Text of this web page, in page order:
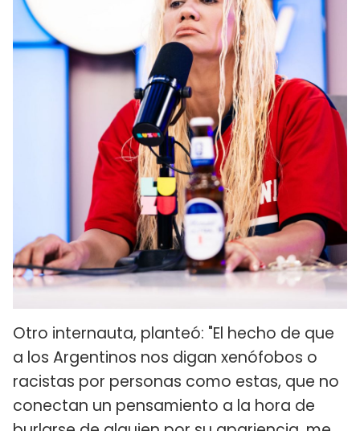
Otro internauta, planteó: "El hecho de que
a los Argentinos nos digan xenófobos o
racistas por personas como estas, que no
conectan un pensamiento a la hora de